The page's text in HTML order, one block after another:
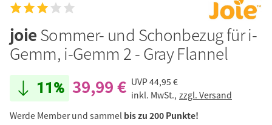
joieSommer- und Schonbezug für i-
Gemm, i-Gemm 2 - Gray Flannel
11% 39,99 € UVP44,95 €
inkl. MwSt., zzgl. Versand
Werde Member und sammel bis zu 200 Punkte!